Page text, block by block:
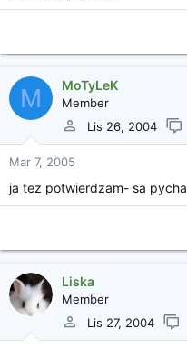
M MoTyLeK
Member
Lis 26, 2004
Mar 7, 2005
ja tez potwierdzam- sa pycha
Liska
Member
Lis 27, 2004